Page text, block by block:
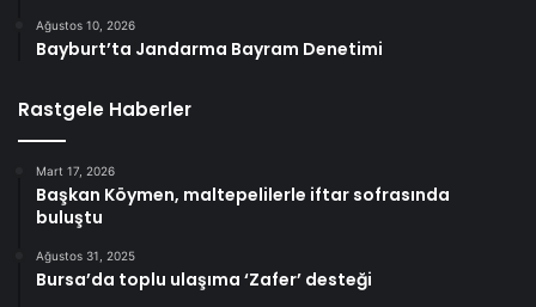
Ağustos 10, 2026
Bayburt’ta Jandarma Bayram Denetimi
Rastgele Haberler
Mart 17, 2026
Başkan Köymen, maltepelilerle iftar sofrasında
buluştu
Ağustos 31, 2025
Bursa’da toplu ulaşıma ‘Zafer’ desteği